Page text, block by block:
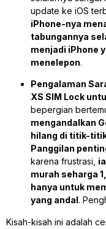
update ke iOS
iPhone-nya
tabungannya
menjadi iPhone
menelepon.
Pengalaman
XS SIM Lock
bepergian
mengandalkan
hilang di titik-
Panggilan
karena frustrasi,
murah seharga
hanya untuk
yang andal.
Kisah-kisah ini adalah